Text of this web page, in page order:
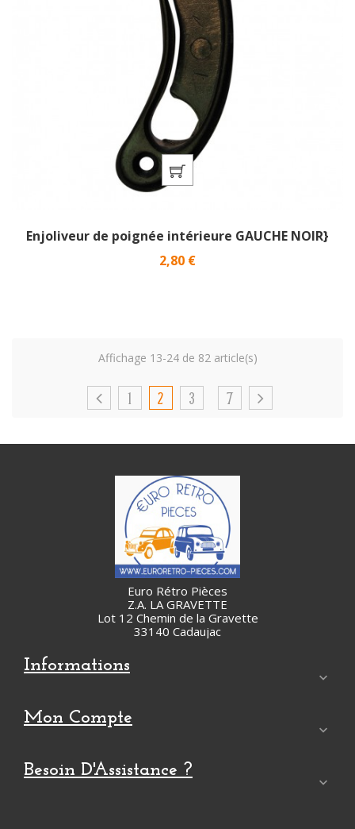
Enjoliveur de poignée intérieure GAUCHE NOIR}
Prix
2,80 €
Affichage 13-24 de 82 article(s)
1 2 3 7
Euro Rétro Pièces
Z.A. LA GRAVETTE
Lot 12 Chemin de la Gravette
33140 Cadaujac
Informations

Mon Compte

Besoin D'Assistance ?
